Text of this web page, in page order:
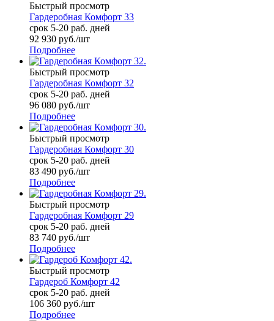
Быстрый просмотр
Гардеробная Комфорт 33
срок 5-20 раб. дней
92 930 руб./шт
Подробнее
Быстрый просмотр
Гардеробная Комфорт 32
срок 5-20 раб. дней
96 080 руб./шт
Подробнее
Быстрый просмотр
Гардеробная Комфорт 30
срок 5-20 раб. дней
83 490 руб./шт
Подробнее
Быстрый просмотр
Гардеробная Комфорт 29
срок 5-20 раб. дней
83 740 руб./шт
Подробнее
Быстрый просмотр
Гардероб Комфорт 42
срок 5-20 раб. дней
106 360 руб./шт
Подробнее